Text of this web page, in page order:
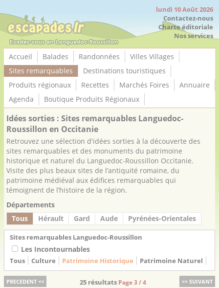
lundi 10 Août 2026
Contactez-nous
Charte éditoriale
Nos services
Accueil Balades Randonnées
Villes Villages
Sites remarquables
Destinations touristiques
Produits régionaux
Recettes Marchés Foires
Annuaire
Agenda
Boutique Produits Régionaux
Idées sorties : Sites remarquables Languedoc-
Roussillon en Occitanie
Retrouvez une sélection d'idées sorties à la découverte des
sites remarquables et des monuments du patrimoine
historique et naturel du Languedoc-Roussillon Occitanie.
Visite des plus beaux sites de l’antiquité romaine, du
patrimoine médiéval aux édifices remarquables qui
témoignent de l’histoire de la région.
Départements
Tous
Hérault Gard Aude Pyrénées-Orientales
Sites remarquables Languedoc-Roussillon
Les Incontournables
Tous Culture Patrimoine Historique Patrimoine Naturel
PRECEDENT << >> SUIVANT
25 résultats Page 3 / 4